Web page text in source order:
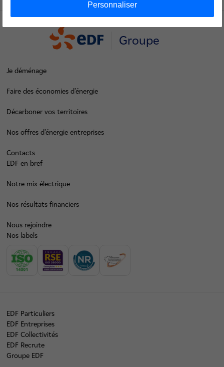
Groupe
Je déménage
Faire des économies d’énergie
Décarboner vos territoires
Nos offres d’énergie entreprises
Contacts
EDF en bref
Notre mix électrique
Nos résultats financiers
Nous rejoindre
Nos labels
EDF Particuliers
EDF Entreprises
EDF Collectivités
EDF Recrute
Groupe EDF
Personnaliser